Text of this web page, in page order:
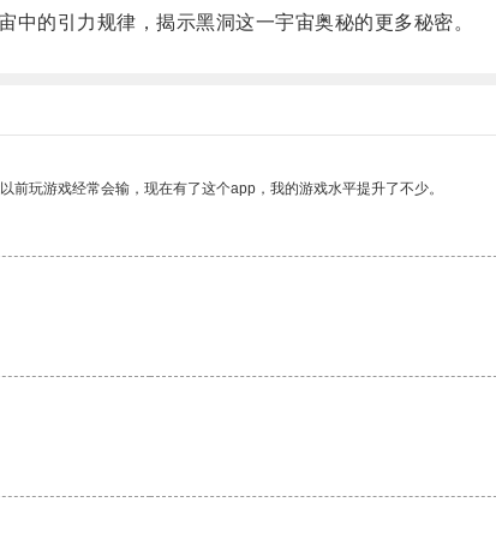
的引力规律，揭示黑洞这一宇宙奥秘的更多秘密。
玩游戏经常会输，现在有了这个app，我的游戏水平提升了不少。